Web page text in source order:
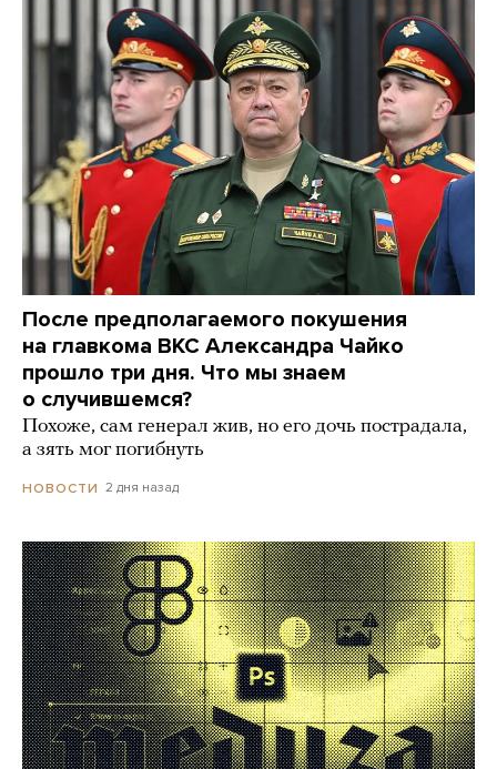
После предполагаемого покушения
на главкома ВКС Александра Чайко
прошло три дня. Что мы знаем
о случившемся?
Похоже, сам генерал жив, но его дочь пострадала,
а зять мог погибнуть
НОВОСТИ 2 дня назад